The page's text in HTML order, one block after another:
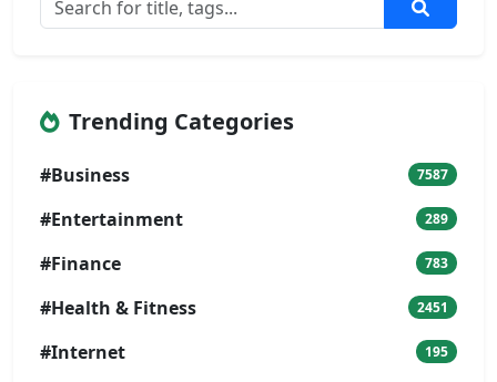
Trending Categories
#Business 7587
#Entertainment 289
#Finance 783
#Health & Fitness 2451
#Internet 195